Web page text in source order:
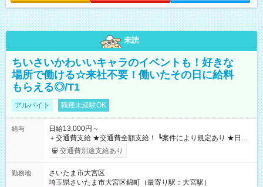
未読
ちいさいかわいいキャラのイベントも！好きな
場所で働ける☆来社不要！働いたその日に給料
もらえる◎/T1
アルバイト 職種未経験OK
給与
日給13,000円～
＋交通費支給 ★交通費全額支給！ ┗案件により規定あり ★日払
いOK！（規定あり） ┗働いたその日に現金GET♪ お仕事後はコ
ンビニATMから 日払い分を引き落とせます！ 【試用期間】試
交通費別途支給あり
勤務地
さいたま市大宮区
埼玉県さいたま市大宮区錦町（最寄り駅：大宮駅）